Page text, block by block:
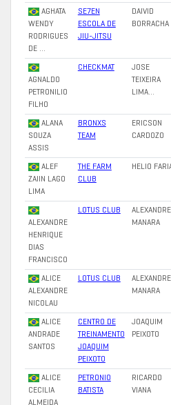
AGHATA
WENDY
RODRIGUES
DE …
SE7EN
ESCOLA DE
JIU-JITSU
DAIVID
BORRACHA
AGNALDO
PETRONILIO
FILHO
CHECKMAT
JOSE
TEIXEIRA
LIMA…
ALANA
SOUZA
ASSIS
BRONXS
TEAM
ERICSON
CARDOZO
ALEF
ZAIIN LAGO
LIMA
THE FARM
CLUB
HELIO
ALEXANDRE
HENRIQUE
DIAS
FRANCISCO
LOTUS CLUB
ALEXANDRE
MANARA
ALICE
ALEXANDRE
NICOLAU
LOTUS CLUB
ALEXANDRE
MANARA
ALICE
ANDRADE
SANTOS
CENTRO DE
TREINAMENTO
JOAQUIM
PEIXOTO
JOAQUIM
PEIXOTO
ALICE
CECILIA
ALMEIDA
PETRONIO
BATISTA
RICARDO
VIANA